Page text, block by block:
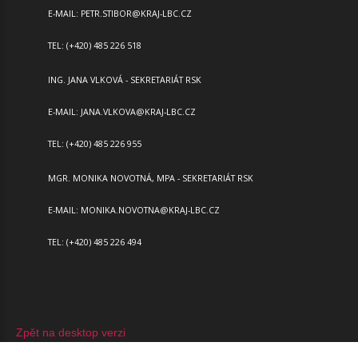
E-MAIL: PETR.STIBOR@KRAJ-LBC.CZ
TEL: (+420) 485 226 518
ING. JANA VLKOVÁ - SEKRETARIÁT RSK
E-MAIL: JANA.VLKOVA@KRAJ-LBC.CZ
TEL: (+420) 485 226 955
MGR. MONIKA NOVOTNÁ, MPA - SEKRETARIÁT RSK
E-MAIL: MONIKA.NOVOTNA@KRAJ-LBC.CZ
TEL: (+420) 485 226 494
Zpět na desktop verzi